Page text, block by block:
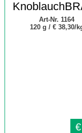
Art-Nr. 1164
120 g / € 38,30/
€